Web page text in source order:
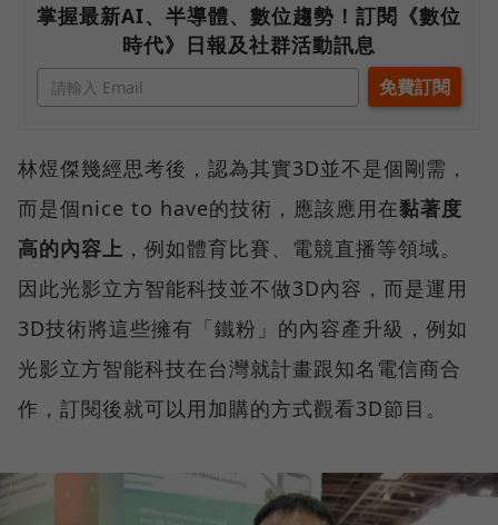
掌握最新AI、半導體、數位趨勢！訂閱《數位
時代》日報及社群活動訊息
林煜傑幾經思考後，認為其實3D並不是個剛需，
而是個nice to have的技術，應該應用在黏著度
高的內容上 ，例如體育比賽、電競直播等領域。
因此光影立方智能科技並不做3D內容，而是運用
3D技術將這些擁有「鐵粉」的內容產升級，例如
光影立方智能科技在台灣就計畫跟知名電信商合
作，訂閱後就可以用加購的方式觀看3D節目。